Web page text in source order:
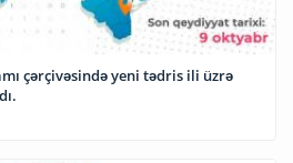
çərçivəsində yeni tədris ili üzrə